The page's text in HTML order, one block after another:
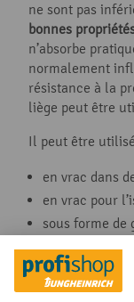
ne sont pas
bonnes
n’absorbe
normalement
résistance à la
liège peut être
Il peut être
en vrac dans
en vrac pour
sous forme de
entre les
sous forme de
comme